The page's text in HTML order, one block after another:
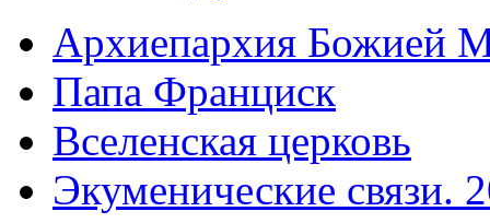
Архиепархия Божией
Папа Франциск
Вселенская церковь
Экуменические связи.